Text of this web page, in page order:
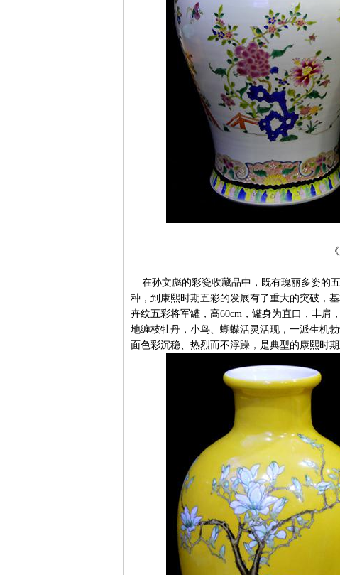
在孙文彪的彩瓷收藏品中，既有瑰丽多姿的
种，到康熙时期五彩的发展有了重大的突破，
卉纹五彩将军罐，高60cm，罐身为直口，丰肩
地缠枝牡丹，小鸟、蝴蝶活灵活现，一派生机
面色彩沉稳、热烈而不浮躁，是典型的康熙时期